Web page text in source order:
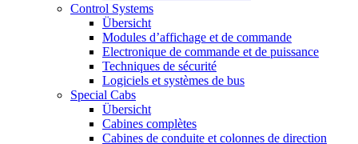
Control Systems
Übersicht
Modules d’affichage et de commande
Electronique de commande et de puissance
Techniques de sécurité
Logiciels et systèmes de bus
Special Cabs
Übersicht
Cabines complètes
Cabines de conduite et colonnes de direction